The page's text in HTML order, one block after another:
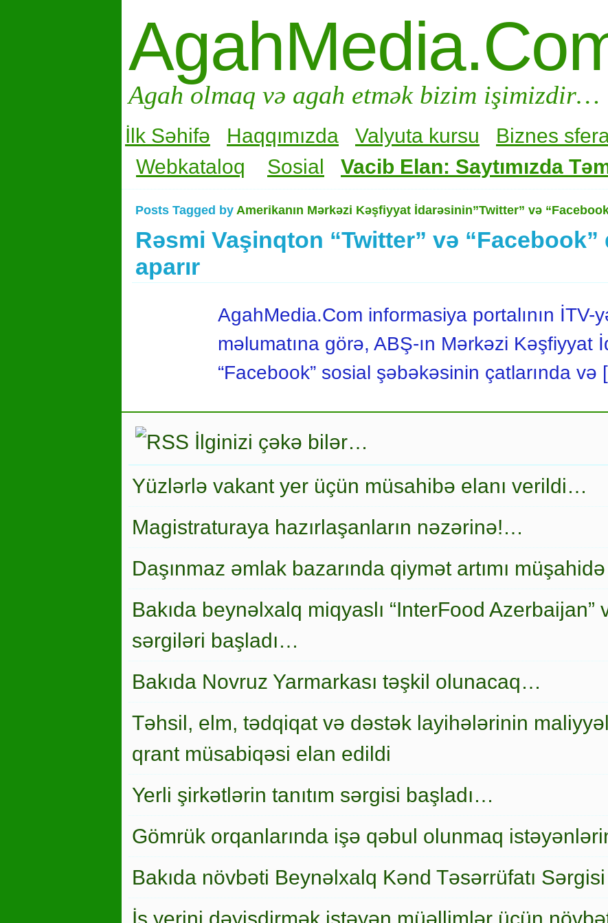
Agah olmaq və agah etmək bizim işimizdir…
İlk Səhifə Haqqımızda Valyuta kursu Biznes
Webkataloq
Sosial Vacib Elan: Saytımızda
Posts Tagged by Amerikanın Mərkəzi Kəşfiyyat İdarəsinin”Twitter” və
Rəsmi Vaşinqton “Twitter” və
aparır
AgahMedia.Com informasiya portalının İTV-
məlumatına görə, ABŞ-ın Mərkəzi Kəşfiyyat
“Facebook” sosial şəbəkəsinin çatlarında
İlginizi çəkə bilər…
Yüzlərlə vakant yer üçün müsahibə elanı verildi…
Magistraturaya hazırlaşanların nəzərinə!…
Daşınmaz əmlak bazarında qiymət artımı
Bakıda beynəlxalq miqyaslı “InterFood Azerbaijan”
sərgiləri başladı…
Bakıda Novruz Yarmarkası təşkil olunacaq…
Təhsil, elm, tədqiqat və dəstək layihələrinin
qrant müsabiqəsi elan edildi
Yerli şirkətlərin tanıtım sərgisi başladı…
Gömrük orqanlarında işə qəbul olunmaq
Bakıda növbəti Beynəlxalq Kənd Təsərrüfatı
İş yerini dəyişdirmək istəyən müəllimlər üçün